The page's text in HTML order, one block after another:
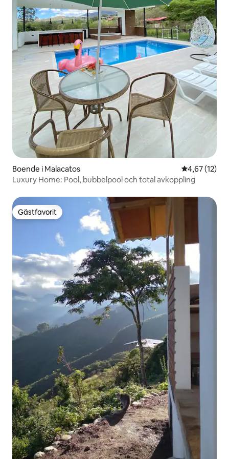
Boende i Malacatos 4,67 av 5 i
4,67 (12)
Luxury Home: Pool, bubbelpool och total avkoppling
Gästfavorit
Gästfavorit